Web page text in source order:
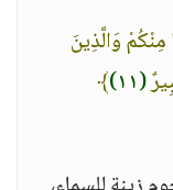
مِنْكُمْ وَالَّذِينَ
(١١)
﴾